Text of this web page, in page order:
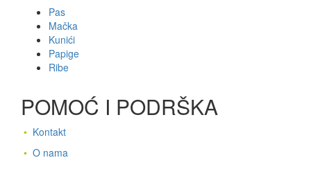
Pas
Mačka
Kunići
Papige
Ribe
POMOĆ I PODRŠKA
• Kontakt
• O nama